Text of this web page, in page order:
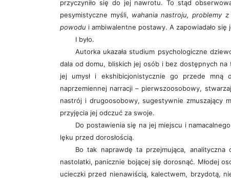
przyczyniło się do jej nawrotu. To stąd
pesymistyczne myśli, wahania nastroju, problemy
powodu i ambiwalentne postawy. A zapowiadało się
I było.
Autorka ukazała studium psychologiczne
dala od domu, bliskich jej osób i bez dostępnych
jej umysł i ekshibicjonistycznie go przede mną
naprzemiennej narracji – pierwszoosobowy,
nastrój i drugoosobowy, sugestywnie zmuszający
przyjęcia jej odczuć za swoje.
Do postawienia się na jej miejscu i
lęku przed dorosłością.
Bo tak naprawdę ta przejmująca,
nastolatki, panicznie bojącej się dorosnąć. Młodej
ucieczki przed nienawiścią, kalectwem, brzydotą,